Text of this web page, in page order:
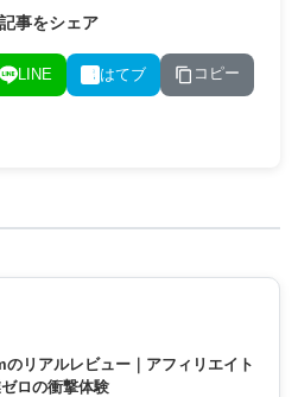
事をシェア
LINE はてブ コピー
リアルレビュー｜アフィリエイト
ロの衝撃体験